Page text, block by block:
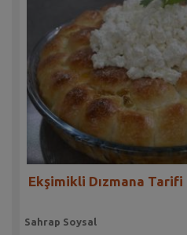
Ekşimikli Dızmana Tarifi
Sahrap Soysal